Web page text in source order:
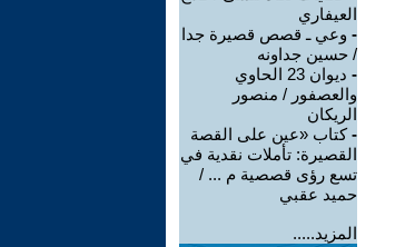
العيفاري
- وعي ـ قصص قصيرة جدا
/ حسين جداونه
-
ديوان 23 الحاوي
والعصفور / منصور
الريكان
-كتاب «عين على القصة
القصيرة: تأملات نقدية في
تسع رؤى قصصية م ... /
حميد عقبي
المزيد.....